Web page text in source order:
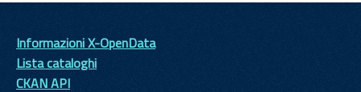
Informazioni X-OpenData
Lista cataloghi
CKAN API